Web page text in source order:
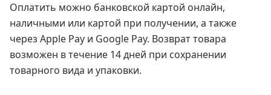
Оплатить можно банковской картой онлайн,
наличными или картой при получении, а также
через Apple Pay и Google Pay. Возврат товара
возможен в течение 14 дней при сохранении
товарного вида и упаковки.